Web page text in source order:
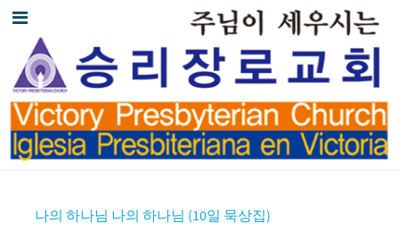
나의 하나님 나의 하나님 (10일 묵상집)